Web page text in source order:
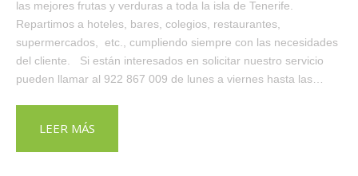
las mejores frutas y verduras a toda la isla de Tenerife.
Repartimos a hoteles, bares, colegios, restaurantes,
supermercados, etc., cumpliendo siempre con las necesidades
del cliente. Si están interesados en solicitar nuestro servicio
pueden llamar al 922 867 009 de lunes a viernes hasta las…
LEER MÁS